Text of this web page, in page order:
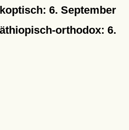
6. September
orthodox: 6.